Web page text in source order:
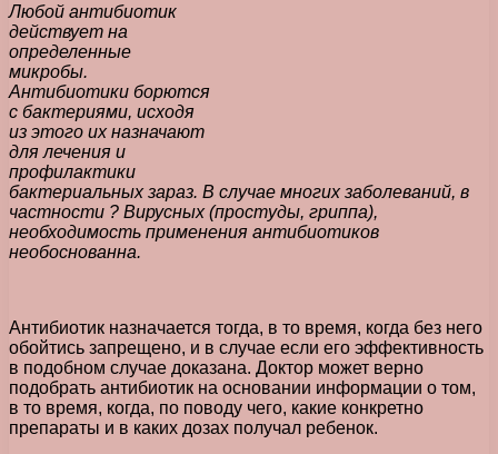
Любой антибиотик
действует на
определенные
микробы.
Антибиотики борются
с бактериями, исходя
из этого их назначают
для лечения и
профилактики
бактериальных зараз. В случае многих заболеваний, в
частности ? Вирусных (простуды, гриппа),
необходимость применения антибиотиков
необоснованна.
Антибиотик назначается тогда, в то время, когда без него
обойтись запрещено, и в случае если его эффективность
в подобном случае доказана. Доктор может верно
подобрать антибиотик на основании информации о том,
в то время, когда, по поводу чего, какие конкретно
препараты и в каких дозах получал ребенок.